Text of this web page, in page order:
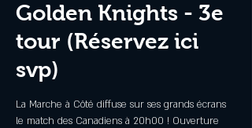
Golden Knights - 3e
tour (Réservez ici
svp)
La Marche à Côté diffuse sur ses grands écrans
le match des Canadiens à 20h00 ! Ouverture